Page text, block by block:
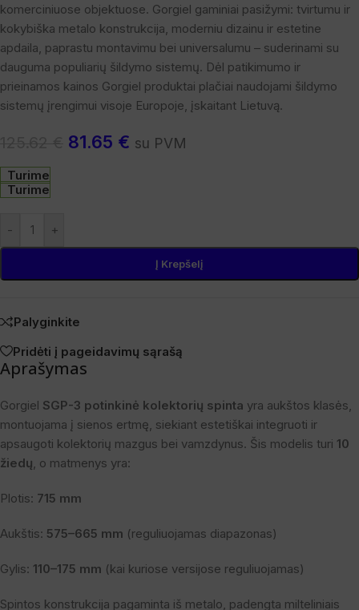
komerciniuose objektuose. Gorgiel gaminiai pasižymi: tvirtumu ir
kokybiška metalo konstrukcija, moderniu dizainu ir estetine
apdaila, paprastu montavimu bei universalumu – suderinami su
dauguma populiarių šildymo sistemų. Dėl patikimumo ir
prieinamos kainos Gorgiel produktai plačiai naudojami šildymo
sistemų įrengimui visoje Europoje, įskaitant Lietuvą.
81.65 € su PVM
Turime
Turime
- +
Į Krepšelį
Palyginkite
Pridėti į pageidavimų sąrašą
Aprašymas
Gorgiel SGP-3 potinkinė kolektorių spinta yra aukštos klasės,
montuojama į sienos ertmę, siekiant estetiškai integruoti ir
apsaugoti kolektorių mazgus bei vamzdynus. Šis modelis turi 10
žiedų, o matmenys yra:
Plotis: 715 mm
Aukštis: 575–665 mm (reguliuojamas diapazonas)
Gylis: 110–175 mm (kai kuriose versijose reguliuojamas)
Spintos konstrukcija pagaminta iš metalo, padengta milteliniais